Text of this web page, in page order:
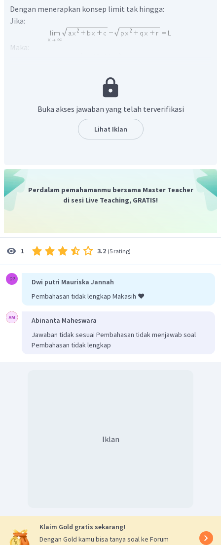
Dengan menerapkan konsep limit tak hingga:
Jika:
Maka:
dan sehingga diperoleh
,
Buka akses jawaban yang telah terverifikasi
Lihat Iklan
Perdalam pemahamanmu bersama Master Teacher
di sesi Live Teaching, GRATIS!
1 3.2 (5 rating)
DP
Dwi putri Mauriska Jannah
Pembahasan tidak lengkap Makasih ❤️
Abinanta Maheswara
Jawaban tidak sesuai Pembahasan tidak menjawab soal
Pembahasan tidak lengkap
Iklan
Klaim Gold gratis sekarang!
Dengan Gold kamu bisa tanya soal ke Forum